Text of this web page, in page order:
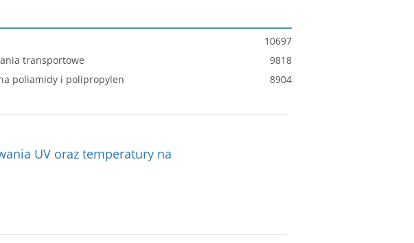
10697
transportowe
9818
poliamidy i polipropylen
8904
UV oraz temperatury na